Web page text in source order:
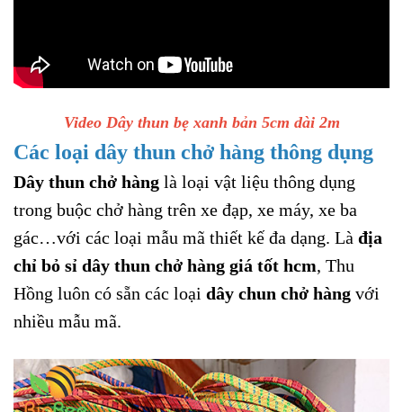
Video Dây thun bẹ xanh bản 5cm dài 2m
Các loại dây thun chở hàng thông dụng
Dây thun chở hàng là loại vật liệu thông dụng
trong buộc chở hàng trên xe đạp, xe máy, xe ba
gác…với các loại mẫu mã thiết kế đa dạng. Là địa
chỉ bỏ sỉ dây thun chở hàng giá tốt hcm, Thu
Hồng luôn có sẵn các loại dây chun chở hàng với
nhiều mẫu mã.